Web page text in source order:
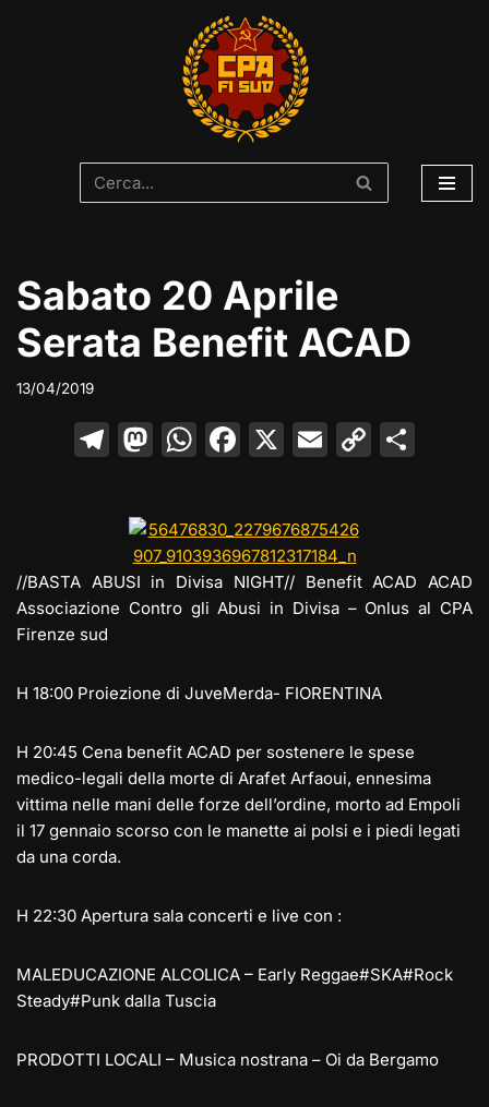
Sabato 20 Aprile
Serata Benefit ACAD
13/04/2019
T
e
gr
a
m
M
o
d
o
W
s
A
p
F
e
b
o
k
X E
l
C
Li
n
vi
di
//BASTA ABUSI in Divisa NIGHT// Benefit ACAD ACAD
Associazione Contro gli Abusi in Divisa – Onlus al CPA
Firenze sud
H 18:00 Proiezione di JuveMerda- FIORENTINA
H 20:45 Cena benefit ACAD per sostenere le spese
medico-legali della morte di Arafet Arfaoui, ennesima
vittima nelle mani delle forze dell’ordine, morto ad Empoli
il 17 gennaio scorso con le manette ai polsi e i piedi legati
da una corda.
H 22:30 Apertura sala concerti e live con :
MALEDUCAZIONE ALCOLICA – Early Reggae#SKA#Rock
Steady#Punk dalla Tuscia
PRODOTTI LOCALI – Musica nostrana – Oi da Bergamo